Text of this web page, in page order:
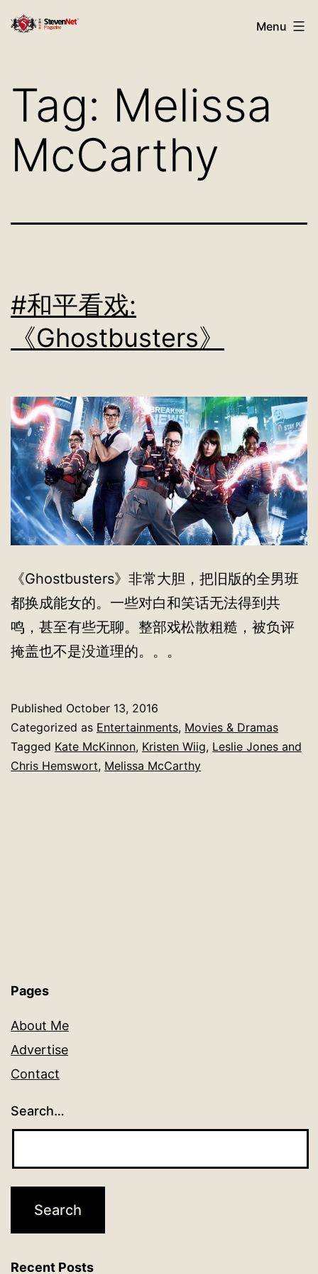
Skip
StevenNet
Menu
Tag: Melissa
McCarthy
#和平看戏:
《Ghostbusters》
《Ghostbusters》非常大胆，把旧版的全男班
都换成能女的。一些对白和笑话无法得到共
鸣，甚至有些无聊。整部戏松散粗糙，被负评
掩盖也不是没道理的。。。
Published October 13, 2016
Categorized as Entertainments, Movies & Dramas
Tagged Kate McKinnon, Kristen Wiig, Leslie Jones and
Chris Hemswort, Melissa McCarthy
Pages
About Me
Advertise
Contact
Search…
Recent Posts